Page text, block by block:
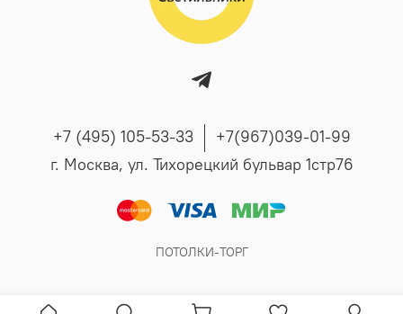
+7 (495) 105-53-33
+7(967)039-01-99
г. Москва, ул. Тихорецкий бульвар 1стр76
ПОТОЛКИ-ТОРГ